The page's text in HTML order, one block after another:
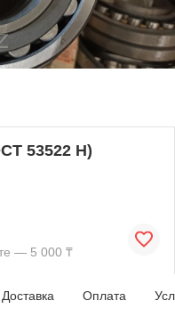
53522 Н)
— 5 000 ₸
Доставка Оплата